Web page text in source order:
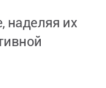
наделяя их